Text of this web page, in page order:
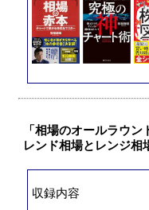
「相場のオールラウ
レンド相場とレンジ相
収録内容